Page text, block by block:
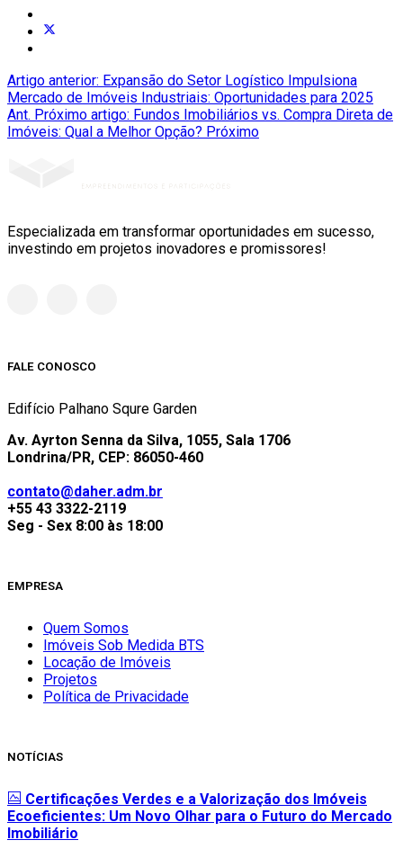
Artigo anterior: Expansão do Setor Logístico Impulsiona
Mercado de Imóveis Industriais: Oportunidades para 2025
Ant. Próximo artigo: Fundos Imobiliários vs. Compra Direta de
Imóveis: Qual a Melhor Opção? Próximo
Especializada em transformar oportunidades em sucesso,
investindo em projetos inovadores e promissores!
FALE CONOSCO
Edifício Palhano Squre Garden
Av. Ayrton Senna da Silva, 1055, Sala 1706
Londrina/PR, CEP: 86050-460
contato@daher.adm.br
+55 43 3322-2119
Seg - Sex 8:00 às 18:00
EMPRESA
Quem Somos
Imóveis Sob Medida BTS
Locação de Imóveis
Projetos
Política de Privacidade
NOTÍCIAS
Certificações Verdes e a Valorização dos Imóveis
Ecoeficientes: Um Novo Olhar para o Futuro do Mercado
Imobiliário